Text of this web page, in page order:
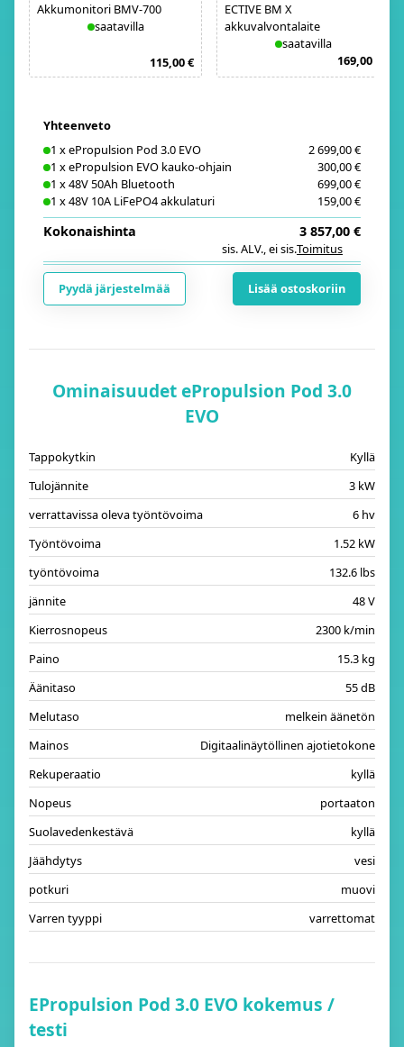
Akkumonitori BMV-700
saatavilla
115,00 €
ECTIVE BM X
akkuvalvontalaite
saatavilla
169,00 €
Yhteenveto
1 xePropulsion Pod 3.0 EVO
2 699,00 €
1 xePropulsion EVO kauko-ohjain
300,00 €
1 x48V 50Ah Bluetooth
699,00 €
1 x48V 10A LiFePO4 akkulaturi 159,00 €
Kokonaishinta
sis. ALV.,ei sis.Toimitus
3 857,00 €
Pyydä järjestelmää Lisää ostoskoriin
Ominaisuudet ePropulsion Pod 3.0
EVO
Tappokytkin
Kyllä
Tulojännite
3 kW
verrattavissa oleva työntövoima
6 hv
Työntövoima
1.52 kW
työntövoima
132.6 lbs
jännite
48 V
Kierrosnopeus
2300 k/min
Paino
15.3 kg
Äänitaso
55 dB
Melutaso
melkein äänetön
Mainos
Digitaalinäytöllinen ajotietokone
Rekuperaatio
kyllä
Nopeus
portaaton
Suolavedenkestävä
kyllä
Jäähdytys
vesi
potkuri
muovi
Varren tyyppi
varrettomat
EPropulsion Pod 3.0 EVO kokemus /
testi